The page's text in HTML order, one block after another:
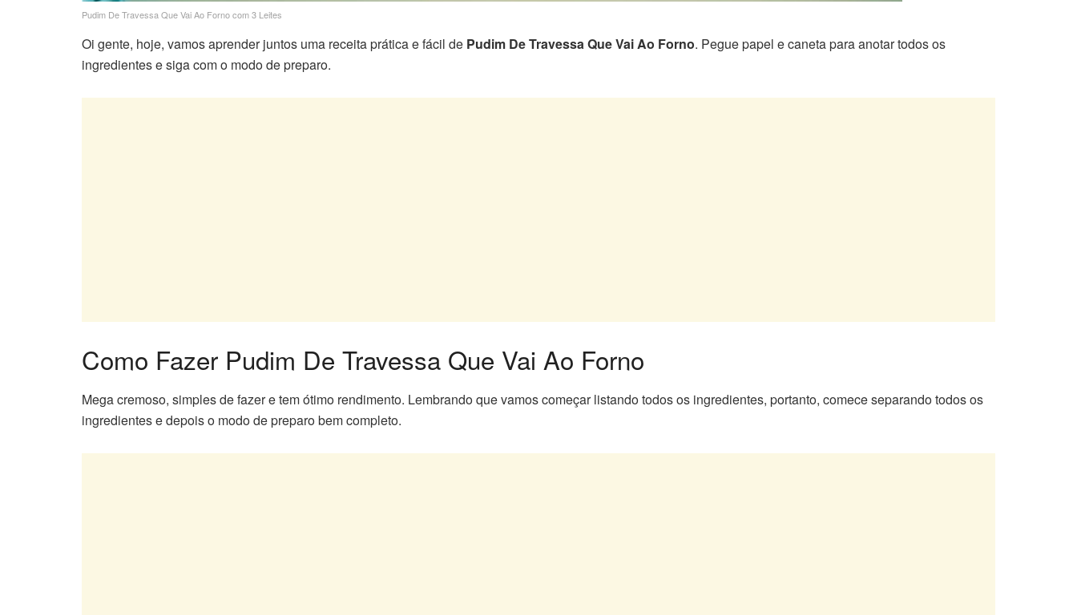
Pudim De Travessa Que Vai Ao Forno com 3 Leites
Oi gente, hoje, vamos aprender juntos uma receita prática e fácil de Pudim De Travessa Que Vai Ao Forno. Pegue papel e caneta para anotar todos os
ingredientes e siga com o modo de preparo.
Como Fazer Pudim De Travessa Que Vai Ao Forno
Mega cremoso, simples de fazer e tem ótimo rendimento. Lembrando que vamos começar listando todos os ingredientes, portanto, comece separando todos os
ingredientes e depois o modo de preparo bem completo.